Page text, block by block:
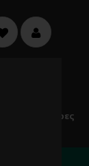
Ανεμιστήρες